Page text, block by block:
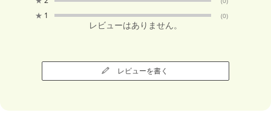
★ 1 (0)
レビューはありません。
レビューを書く